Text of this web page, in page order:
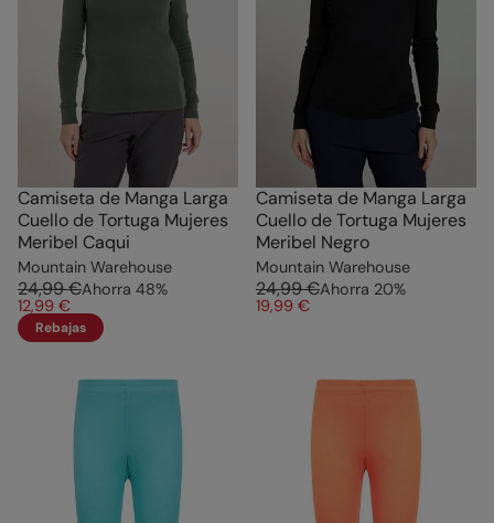
Camiseta de Manga Larga
Cuello de Tortuga Mujeres
Meribel Caqui
Mountain Warehouse
24,99 €Ahorra 48%
12,99 €
Rebajas
Camiseta de Manga Larga
Cuello de Tortuga Mujeres
Meribel Negro
Mountain Warehouse
24,99 €Ahorra 20%
19,99 €